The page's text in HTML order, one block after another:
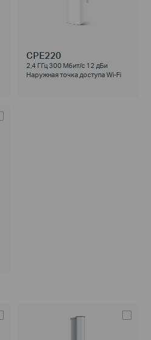
CPE220
2,4 ГГц 300 Мбит/с 12 дБи
Наружная точка доступа Wi‑Fi